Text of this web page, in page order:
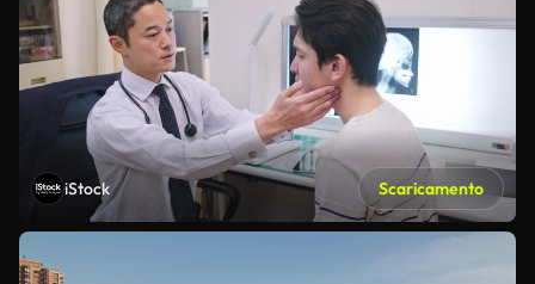
iStock Scaricamento